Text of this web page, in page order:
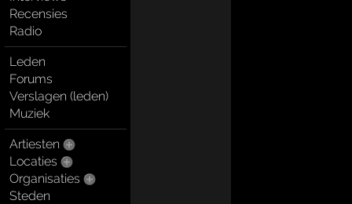
Recensies
Radio
Leden
Forums
Verslagen (leden)
Muziek
Artiesten
Locaties
Organisaties
Steden